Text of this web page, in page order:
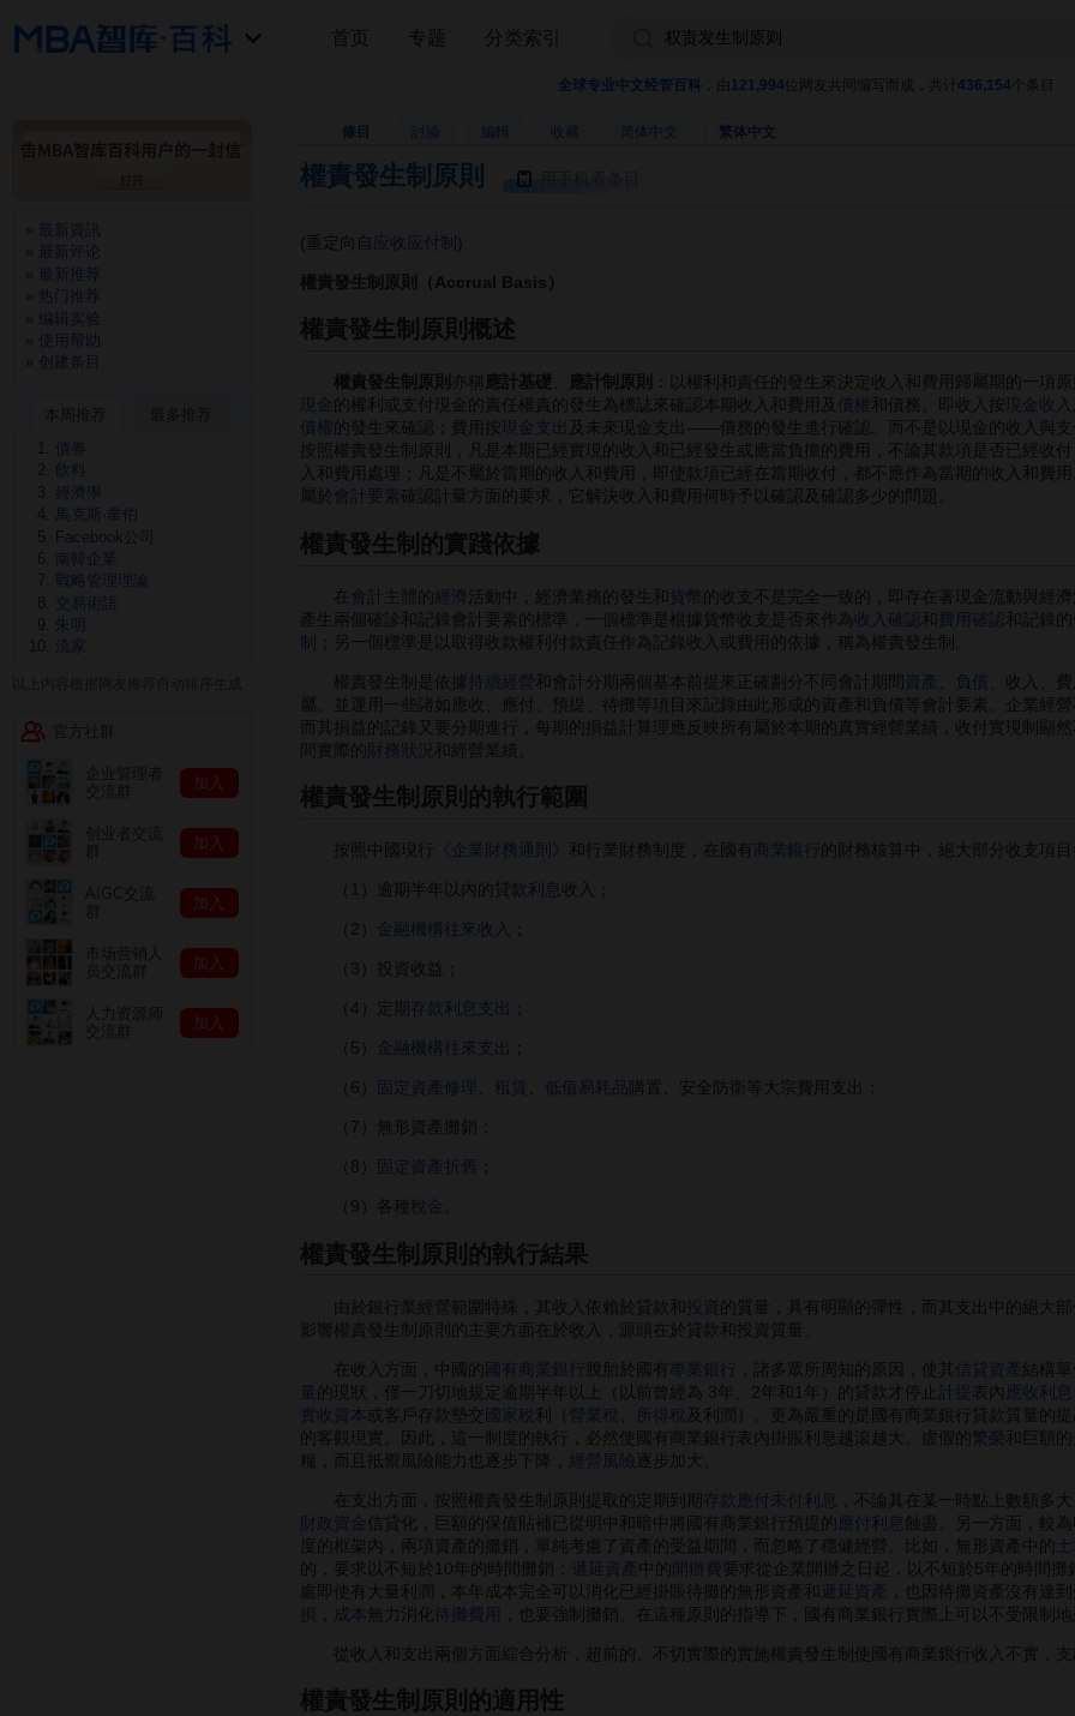
全球专业中文经管百科 121,994 位网友共同编写而成，共计 436,154 个条目
條目 收藏 繁体中文
權責發生制原則
(重定向自 应收应付制
權責發生制原則（Accrual Basis）
權責發生制原則概述
權責發生制原則 亦稱 應計基礎 應計制原則
：以權利和責任的發生來決定收入和費用歸屬期的一項原
現金的權利或支付現金的責任權責的發生為標誌來確認本期收入和費用及 債權 和債務。即收入按現金收入
債權 的發生來確認；費用按現金支出
及未來現金支出――債務的發生進行確認。而不是以現金的收入與支
按照權責發生制原則，凡是本期已經實現的收入和已經發生或應當負擔的費用，不論其款項是否已經收
入和費用處理；凡是不屬於當期的收入和費用，即使款項已經在當期收付，都不應作為當期的收入和費用
屬於 會計要素 確認計量方面的要求，它解決收入和費用何時予以確認及確認多少的問題。
權責發生制的實踐依據
在 會計主體 的 經濟 活動中，經濟業務的發生和 貨幣的收支不是完全一致的，即存在著現金流動與經
產生兩個確診和記錄會計要素的標準，一個標準是根據貨幣收支是否來作為收入確認 和 費用確認 和記錄
制
；另一個標準是以取得收款權利付款責任作為記錄收入或費用的依據，稱為權責發生制。
權責發生制是依據 持續經營 和會計分期兩個基本前提來正確劃分不同會計期間 資產 負債
、收入、
屬。並運用一些諸如應收、應付、預提、待攤等項目來記錄由此形成的資產和負債等會計要素。企業經營
而其損益的記錄又要分期進行，每期的損益計算理應反映所有屬於本期的真實經營業績，收付實現制顯
實際的 財務狀況 和經營業績。
權責發生制原則的執行範圍
按照中國現行 《企業財務通則》 和行業財務制度，在國有 商業銀行 的財務核算中，絕大部分收支項
（1）逾期半年以內的貸款 利息 收入；
（2） 金融機構往來收入
（3）投資收益；
（4）定期 存款利息支出
（5） 金融機構往來支出
（6） 固定資產修理 租賃 低值易耗品 購置、安全防衛等大宗費用支出；
（7）無形資產攤銷；
（8） 固定資產折舊
（9）各種 稅金
權責發生制原則的執行結果
由於銀行業經營範圍特殊，其收入依賴於貸款和 投資的質量，具有明顯的彈性，而其支出中的絕大
影響權責發生制原則的主要方面在於收入，源頭在於貸款和投資質量。
在收入方面，中國的 國有商業銀行 脫胎於國有 專業銀行 ，諸多眾所周知的原因，使其 信貸資產 結構
的現狀，僅一刀切地規定逾期半年以上（以前曾經為 3年、2年和1年）的貸款才停止 計提 表內 應收利息
實收資本
或客戶存款墊交 國家稅 利（ 營業稅 所得稅 及利潤）。更為嚴重的是國有商業銀行貸款質量的
的客觀現實。因此，這一制度的執行，必然使國有商業銀行表內掛賬利息越滾越大。虛假的 繁榮 和巨額
糧，而且抵禦風險能力也逐步下降， 經營風險 逐步加大。
在支出方面，按照權責發生制原則提取的定期到期 存款 應付未付利息
，不論其在某一時點上數額多
財政資金 信貸化，巨額的保值貼補已從明中和暗中將國有商業銀行預提的 應付利息 蝕盡。另一方面，較
度的框架內，兩項資產的攤銷，單純考慮了資產的受益期間，而忽略了穩健經營。比如，無形資產中的
的，要求以不短於10年的時間攤銷；
遞延資產 中的 開辦費 要求從企業開辦之日起，以不短於5年的時間攤
處即使有大量利潤，本年成本完全可以消化已經掛賬待攤的無形資產和
遞延資產 ，也因待攤資產沒有達
成本 無力消化 待攤費用 ，也要強制攤銷。在這種原則的指導下，國有商業銀行實際上可以不受限制地
從收入和支出兩個方面綜合分析，超前的、不切實際的實施權責發生制使國有商業銀行收入不實，支
權責發生制原則的適用性
首页 专题 分类索引
最新資訊
最新评论
最新推荐
热门推荐
编辑实验
使用帮助
创建条目
債券
飲料
經濟學
馬克斯·韋伯
Facebook公司
南韓企業
戰略管理理論
交易術語
朱明
流家
加入
加入
加入
加入
加入